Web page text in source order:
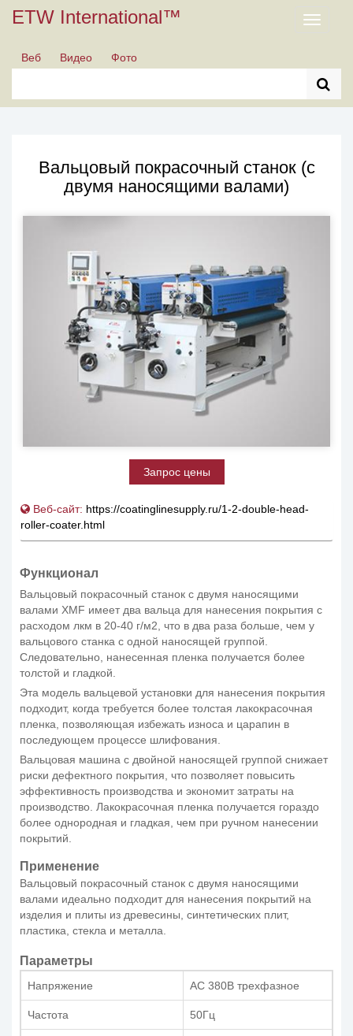
ETW International™
Toggle
Веб
Видео Фото
Вальцовый покрасочный станок (с
двумя наносящими валами)
Запрос цены
Веб-сайт: https://coatinglinesupply.ru/1-2-double-head-
roller-coater.html
Функционал
Вальцовый покрасочный станок с двумя наносящими
валами XMF имеет два вальца для нанесения покрытия с
расходом лкм в 20-40 г/м2, что в два раза больше, чем у
вальцового станка с одной наносящей группой.
Следовательно, нанесенная пленка получается более
толстой и гладкой.
Эта модель вальцевой установки для нанесения покрытия
подходит, когда требуется более толстая лакокрасочная
пленка, позволяющая избежать износа и царапин в
последующем процессе шлифования.
Вальцовая машина с двойной наносящей группой снижает
риски дефектного покрытия, что позволяет повысить
эффективность производства и экономит затраты на
производство. Лакокрасочная пленка получается гораздо
более однородная и гладкая, чем при ручном нанесении
покрытий.
Применение
Вальцовый покрасочный станок с двумя наносящими
валами идеально подходит для нанесения покрытий на
изделия и плиты из древесины, синтетических плит,
пластика, стекла и металла.
Параметры
Напряжение AC 380В трехфазное
Частота 50Гц